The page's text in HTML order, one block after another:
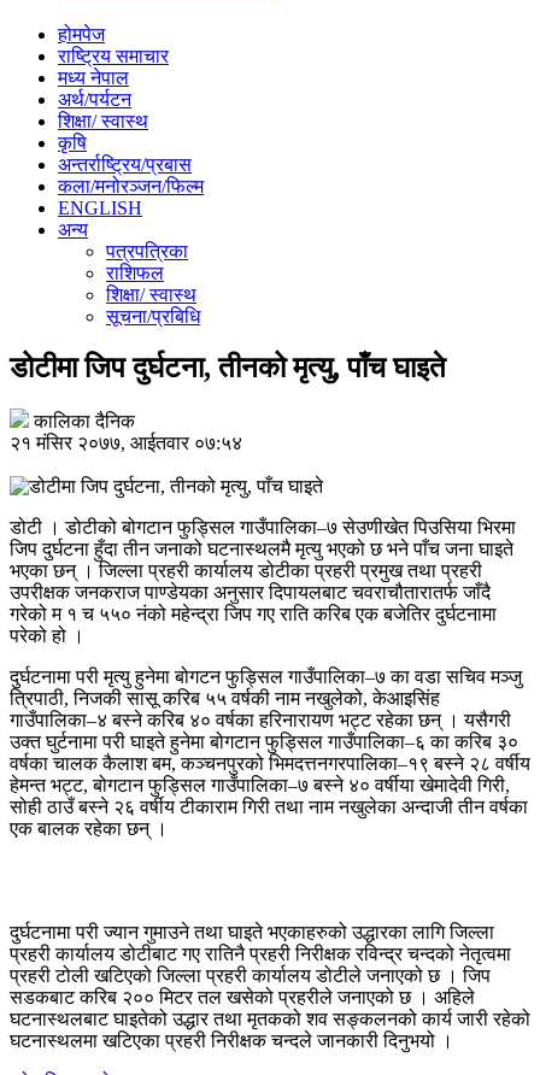
होमपेज
राष्ट्रिय समाचार
मध्य नेपाल
अर्थ/पर्यटन
शिक्षा/ स्वास्थ
कृषि
अन्तर्राष्ट्रिय/प्रबास
कला/मनोरञ्जन/फिल्म
ENGLISH
अन्य
पत्रपत्रिका
राशिफल
शिक्षा/ स्वास्थ
सूचना/प्रबिधि
डोटीमा जिप दुर्घटना, तीनको मृत्यु, पाँच घाइते
कालिका दैनिक
२१ मंसिर २०७७, आईतवार ०७:५४
डोटी । डोटीको बोगटान फुड्सिल गाउँपालिका–७ सेउणीखेत पिउसिया भिरमा
जिप दुर्घटना हुँदा तीन जनाको घटनास्थलमै मृत्यु भएको छ भने पाँच जना घाइते
भएका छन् । जिल्ला प्रहरी कार्यालय डोटीका प्रहरी प्रमुख तथा प्रहरी
उपरीक्षक जनकराज पाण्डेयका अनुसार दिपायलबाट चवराचौतारातर्फ जाँदै
गरेको म १ च ५५० नंको महेन्द्रा जिप गए राति करिब एक बजेतिर दुर्घटनामा
परेको हो ।
दुर्घटनामा परी मृत्यु हुनेमा बोगटन फुड्सिल गाउँपालिका–७ का वडा सचिव मञ्जु
त्रिपाठी, निजकी सासू करिब ५५ वर्षकी नाम नखुलेको, केआइसिंह
गाउँपालिका–४ बस्ने करिब ४० वर्षका हरिनारायण भट्ट रहेका छन् । यसैगरी
उक्त घुर्टनामा परी घाइते हुनेमा बोगटान फुड्सिल गाउँपालिका–६ का करिब ३०
वर्षका चालक कैलाश बम, कञ्चनपुरको भिमदत्तनगरपालिका–१९ बस्ने २८ वर्षीय
हेमन्त भट्ट, बोगटान फुड्सिल गाउँपालिका–७ बस्ने ४० वर्षीया खेमादेवी गिरी,
सोही ठाउँ बस्ने २६ वर्षीय टीकाराम गिरी तथा नाम नखुलेका अन्दाजी तीन वर्षका
एक बालक रहेका छन् ।
दुर्घटनामा परी ज्यान गुमाउने तथा घाइते भएकाहरुको उद्धारका लागि जिल्ला
प्रहरी कार्यालय डोटीबाट गए रातिनै प्रहरी निरीक्षक रविन्द्र चन्दको नेतृत्वमा
प्रहरी टोली खटिएको जिल्ला प्रहरी कार्यालय डोटीले जनाएको छ । जिप
सडकबाट करिब २०० मिटर तल खसेको प्रहरीले जनाएको छ । अहिले
घटनास्थलबाट घाइतेको उद्धार तथा मृतकको शव सङ्कलनको कार्य जारी रहेको
घटनास्थलमा खटिएका प्रहरी निरीक्षक चन्दले जानकारी दिनुभयो ।